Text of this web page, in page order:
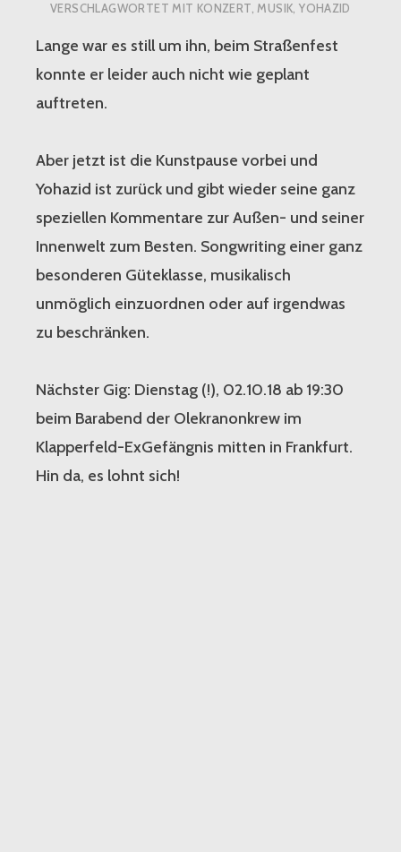
VERSCHLAGWORTET MIT KONZERT,MUSIK,YOHAZID
Lange war es still um ihn, beim Straßenfest
konnte er leider auch nicht wie geplant
auftreten.
Aber jetzt ist die Kunstpause vorbei und
Yohazid ist zurück und gibt wieder seine ganz
speziellen Kommentare zur Außen- und seiner
Innenwelt zum Besten. Songwriting einer ganz
besonderen Güteklasse, musikalisch
unmöglich einzuordnen oder auf irgendwas
zu beschränken.
Nächster Gig: Dienstag (!), 02.10.18 ab 19:30
beim Barabend der Olekranonkrew im
Klapperfeld-ExGefängnis mitten in Frankfurt.
Hin da, es lohnt sich!